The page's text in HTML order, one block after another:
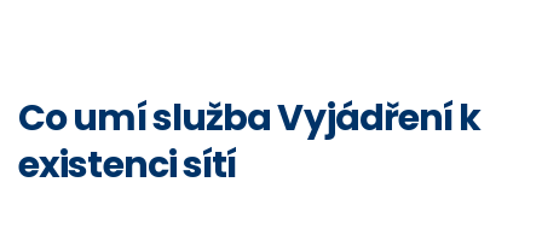
Co umí služba Vyjádření k
existenci sítí